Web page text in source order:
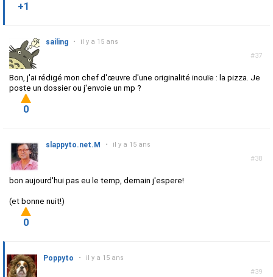
+1
#37
sailing • il y a 15 ans
Bon, j'ai rédigé mon chef d'œuvre d'une originalité inouïe : la pizza. Je
poste un dossier ou j'envoie un mp ?
0
#38
slappyto.net.M • il y a 15 ans
bon aujourd'hui pas eu le temp, demain j'espere!
(et bonne nuit!)
0
#39
Poppyto • il y a 15 ans